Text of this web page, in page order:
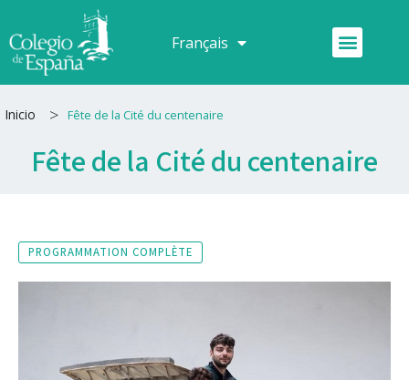
au
contenu
Français
Español Menu
Inicio > Fête de la Cité du centenaire
Fête de la Cité du centenaire
PROGRAMMATION COMPLÈTE